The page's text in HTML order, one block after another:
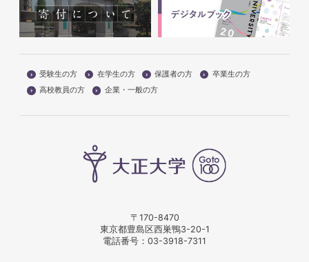
受験生の方 在学生の方 保護者の方
卒業生の方
高校教員の方
企業・一般の方
〒170-8470
東京都豊島区西巣鴨3-20-1
電話番号： 03-3918-7311